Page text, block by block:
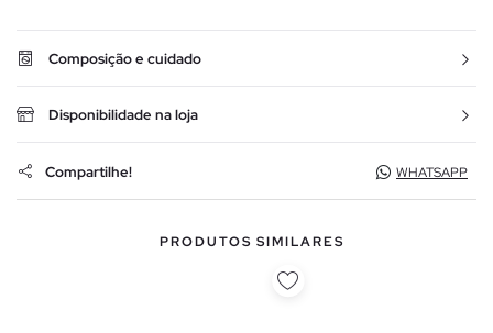
Composição e cuidado
Disponibilidade na loja
Compartilhe! WHATSAPP
PRODUTOS SIMILARES